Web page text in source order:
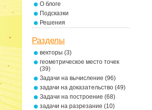
О блоге
Подсказки
Решения
Разделы
векторы (3)
геометрическое место точек
(39)
Задачи на вычисление (96)
задачи на доказательство (49)
Задачи на построение (68)
задачи на разрезание (10)